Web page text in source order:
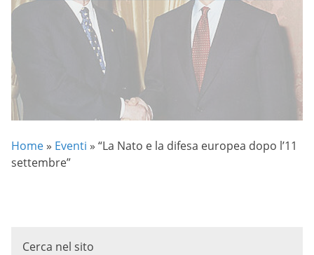
Home » Eventi » “La Nato e la difesa europea dopo l’11
settembre”
Cerca nel sito